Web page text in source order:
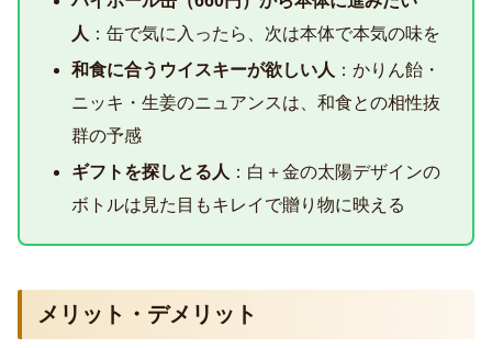
人 ：缶で気に入ったら、次は本体で本気の味を
和食に合うウイスキーが欲しい人 ：かりん飴・
ニッキ・生姜のニュアンスは、和食との相性抜
群の予感
ギフトを探しとる人 ：白＋金の太陽デザインの
ボトルは見た目もキレイで贈り物に映える
メリット・デメリット